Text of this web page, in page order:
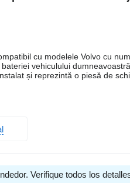
cu modelele Volvo cu
vehiculului
și reprezintă o piesă de
Verifique todos los